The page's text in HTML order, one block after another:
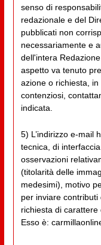
senso di
redazionale e del
pubblicati non
necessariamente e
dell'intera
aspetto va tenuto
azione o richiesta,
contenziosi,
indicata.
5) L’indirizzo e-mail
tecnica, di
osservazioni
(titolarità delle
medesimi), motivo
per inviare
richiesta di carattere
Esso è: